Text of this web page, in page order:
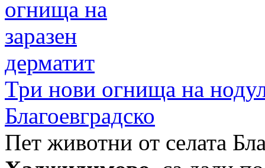
Три нови огнища на
Благоевградско
Пет животни от селата